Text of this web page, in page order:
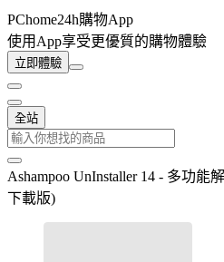
PChome24h購物App
使用App享受更優質的購物體驗
立即體驗
全站
Ashampoo UnInstaller 14 - 多功
下載版)